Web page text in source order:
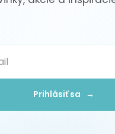
Prihlásiť sa →